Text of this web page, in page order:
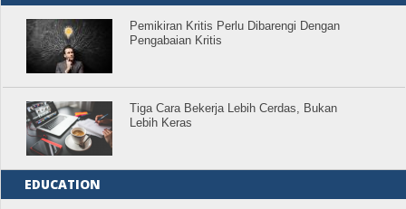
Pemikiran Kritis Perlu Dibarengi Dengan
Pengabaian Kritis
Tiga Cara Bekerja Lebih Cerdas, Bukan
Lebih Keras
EDUCATION